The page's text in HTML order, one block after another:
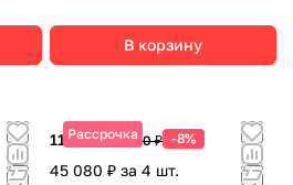
В корзину
Рассрочка
11 270 ₽12 250 ₽ -8%
45 080 ₽ за 4 шт.